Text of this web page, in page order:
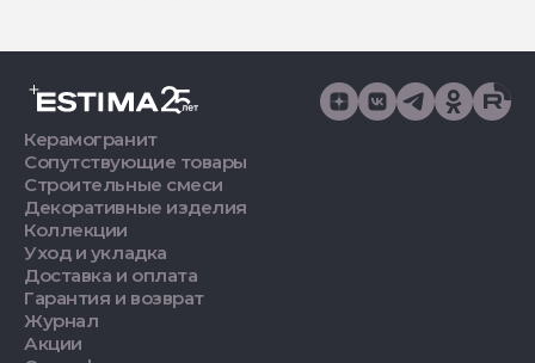
Керамогранит
Сопутствующие товары
Строительные смеси
Декоративные изделия
Коллекции
Уход и укладка
Доставка и оплата
Гарантия и возврат
Журнал
Акции